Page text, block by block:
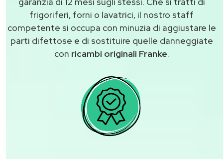
frigoriferi, forni o lavatrici, il nostro staff
competente si occupa con minuzia di aggiustare le
parti difettose e di sostituire quelle danneggiate
con ricambi originali Franke.